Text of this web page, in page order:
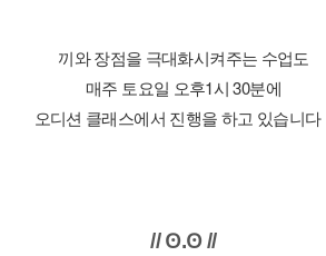
끼와 장점을 극대화시켜주는 수업도
매주 토요일 오후1시 30분에
오디션 클래스에서 진행을 하고 있습니다
//Ꙩ.Ꙩ//